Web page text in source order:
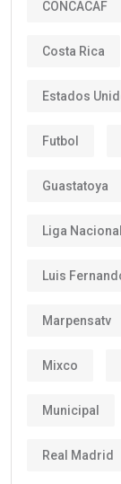
CONCACAF
Costa Rica
Estados
Futbol
Guastatoya
Liga Nacional
Luis
Marpensatv
Mixco
Municipal
Real Madrid